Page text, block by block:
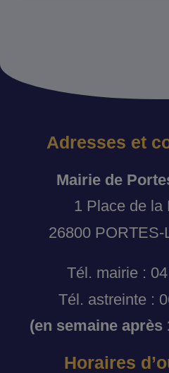
Adresses et
Mairie de
1 Place de la
26800
Tél. mairie :
Tél. astreinte :
(en semaine après
Horaires